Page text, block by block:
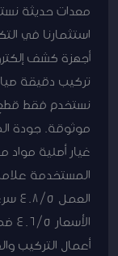
معدات حديثة
استثمارنا في
أجهزة كشف
تركيب دقيقة
نستخدم فقط قطع
موثوقة. جودة
غيار أصلية
أعمال التركيب